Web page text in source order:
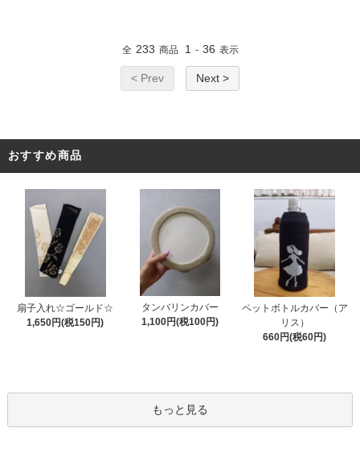
全 233 商品 1 - 36 表示
< Prev Next >
おすすめ商品
扇子入れ☆ゴールド☆
1,650円(税150円)
タンバリンカバー
1,100円(税100円)
ペットボトルカバー（ア
リス）
660円(税60円)
もっと見る